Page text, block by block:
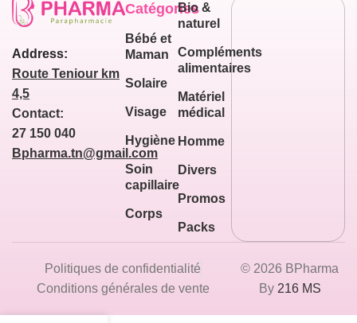
Address:
Route Teniour km
4,5
Contact:
27 150 040
Bpharma.tn@gmail.com
Catégories
Bébé et
Maman
Solaire
Visage
Hygiène
Soin
capillaire
Corps
Bio &
naturel
Compléments
alimentaires
Matériel
médical
Homme
Divers
Promos
Packs
© 2026 BPharma
By 216 MS
Politiques de confidentialité
Conditions générales de vente